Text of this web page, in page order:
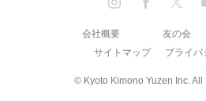
© Kyoto Kimono Yuzen Inc. All
会社概要 友の会
サイトマップ
プライバ